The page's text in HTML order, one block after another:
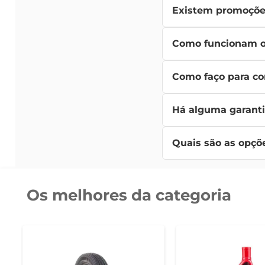
disponível para ajudar
Existem
categoria automotiva.
Como funcionam
uso do produto
Como faço para
processo de
Há alguma
disponível para
Quais são as
Os melhores da categoria